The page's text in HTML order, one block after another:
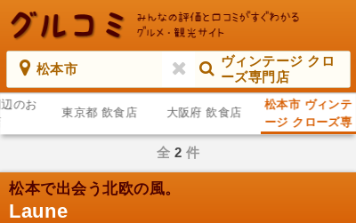
松本市
ヴィンテージ クロ
ーズ専門店
のお
東京都 飲食店 大阪府 飲食店
松本市 ヴィンテ
ージ クローズ専
門店
全 2 件
松本で出会う北欧の風。
Laune